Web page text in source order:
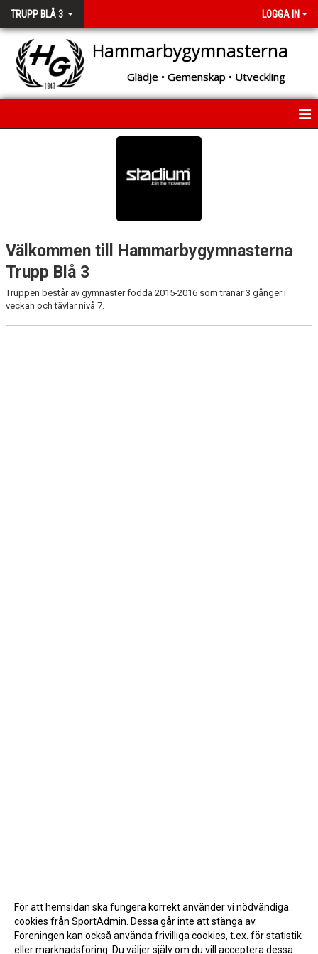
TRUPP BLÅ 3 LOGGA IN
Hammarbygymnasterna
Glädje • Gemenskap • Utveckling
Välkommen till Hammarbygymnasterna
Trupp Blå 3
Truppen består av gymnaster födda 2015-2016 som tränar 3 gånger i
veckan och tävlar nivå 7.
För att hemsidan ska fungera korrekt använder vi nödvändiga
cookies från SportAdmin. Dessa går inte att stänga av.
Föreningen kan också använda frivilliga cookies, t.ex. för statistik
eller marknadsföring. Du väljer själv om du vill acceptera dessa.